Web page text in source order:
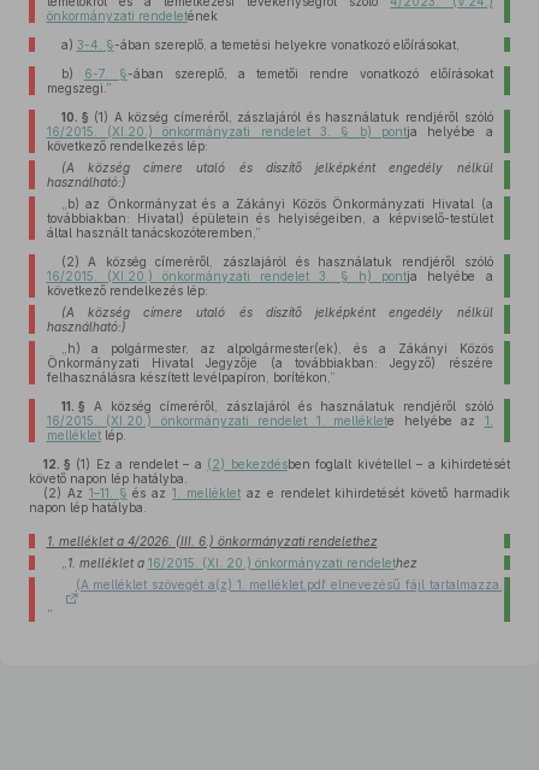
önkormányzati rendeletének
a) 3-4. §-ában szereplő, a temetési helyekre vonatkozó előírásokat,
b)
6-7. §-ában szereplő, a temetői rendre vonatkozó előírásokat
megszegi.”
10. § (1) A község címeréről, zászlajáról és használatuk rendjéről szóló
16/2015. (XI.20.) önkormányzati rendelet 3. § b) pontja helyébe a
következő rendelkezés lép:
(A község címere utaló és díszítő jelképként engedély nélkül
használható:)
„b) az Önkormányzat és a Zákányi Közös Önkormányzati Hivatal (a
továbbiakban: Hivatal) épületein és helyiségeiben, a képviselő-testület
által használt tanácskozóteremben,”
(2) A község címeréről, zászlajáról és használatuk rendjéről szóló
16/2015. (XI.20.) önkormányzati rendelet 3. § h) pontja helyébe a
következő rendelkezés lép:
(A község címere utaló és díszítő jelképként engedély nélkül
használható:)
„h) a polgármester, az alpolgármester(ek), és a Zákányi Közös
Önkormányzati Hivatal Jegyzője (a továbbiakban: Jegyző) részére
felhasználásra készített levélpapíron, borítékon,”
11. § A község címeréről, zászlajáról és használatuk rendjéről szóló
16/2015. (XI.20.) önkormányzati rendelet 1. melléklete helyébe az 1.
mellékletlép.
12. § (1) Ez a rendelet – a (2) bekezdésben foglalt kivétellel – a kihirdetését
követő napon lép hatályba.
(2) Az 1–11. § és az1. mellékletaz e rendelet kihirdetését követő harmadik
napon lép hatályba.
1. melléklet a 4/2026. (III. 6.) önkormányzati rendelethez
1. melléklet a 16/2015. (XI. 20.) önkormányzati rendelethez
(A melléklet szövegét a(z) 1. melléklet.pdf elnevezésű fájl tartalmazza.)
”